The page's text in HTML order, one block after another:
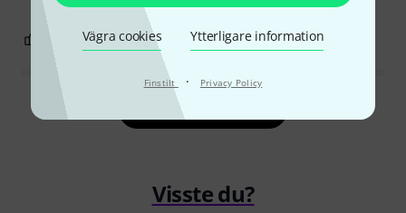
Vägra cookies Ytterligare information
Finstilt · Privacy Policy
1 ANMÄL RECENSION
Läs alla recensioner
Visste du?